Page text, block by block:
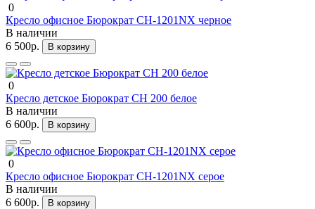
0
Кресло офисное Бюрократ CH-1201NX черное
В наличии
6 500р.
В корзину
0
Кресло детское Бюрократ CH 200 белое
В наличии
6 600р.
В корзину
0
Кресло офисное Бюрократ CH-1201NX серое
В наличии
6 600р.
В корзину